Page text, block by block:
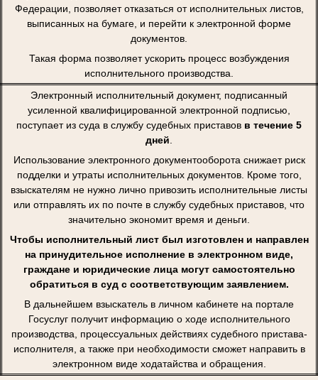
Федерации, позволяет отказаться от исполнительных листов,
выписанных на бумаге, и перейти к электронной форме
документов.
Такая форма позволяет ускорить процесс возбуждения
исполнительного производства.
Электронный исполнительный документ, подписанный
усиленной квалифицированной электронной подписью,
поступает из суда в службу судебных приставов в течение 5
дней
Использование электронного документооборота снижает риск
подделки и утраты исполнительных документов. Кроме того,
взыскателям не нужно лично привозить исполнительные листы
или отправлять их по почте в службу судебных приставов, что
значительно экономит время и деньги.
Чтобы исполнительный лист был изготовлен и направлен
на принудительное исполнение в электронном виде,
граждане и юридические лица могут самостоятельно
обратиться в суд с соответствующим заявлением.
В дальнейшем взыскатель в личном кабинете на портале
Госуслуг получит информацию о ходе исполнительного
производства, процессуальных действиях судебного пристава-
исполнителя, а также при необходимости сможет направить в
электронном виде ходатайства и обращения.